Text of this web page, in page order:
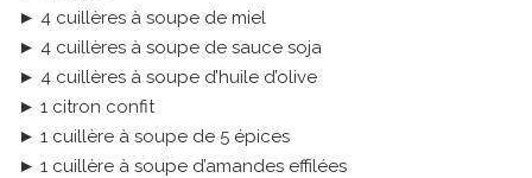
► 4 cuillères à soupe de miel
► 4 cuillères à soupe de sauce soja
► 4 cuillères à soupe d’huile d’olive
► 1 citron confit
► 1 cuillère à soupe de 5 épices
► 1 cuillère à soupe d’amandes effilées